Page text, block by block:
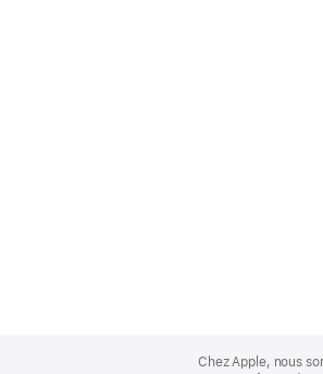
Footer
Chez Apple, nous